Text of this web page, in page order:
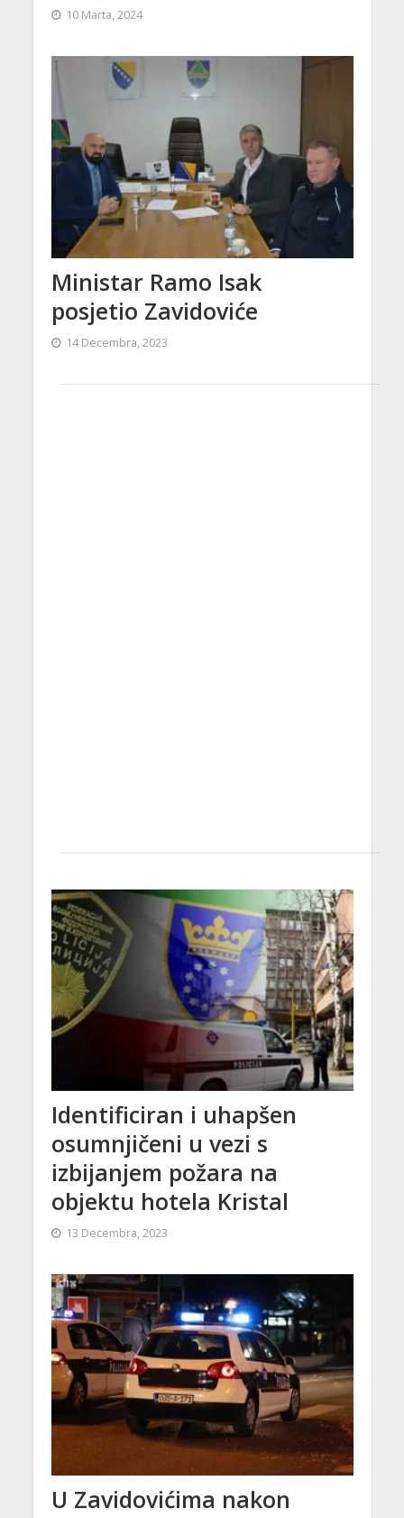
10 Marta, 2024
Ministar Ramo Isak
posjetio Zavidoviće
14 Decembra, 2023
Identificiran i uhapšen
osumnjičeni u vezi s
izbijanjem požara na
objektu hotela Kristal
13 Decembra, 2023
U Zavidovićima nakon